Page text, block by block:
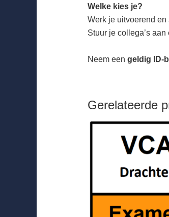
Welke kies je?
Werk je uitvoerend
Stuur je collega’s
Neem een geldig ID-
Gerelateerde
€ 85,00
tot
€ 95,00